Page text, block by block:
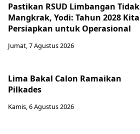
Pastikan RSUD Limbangan Tidak
Mangkrak, Yodi: Tahun 2028 Kita
Persiapkan untuk Operasional
Jumat, 7 Agustus 2026
Lima Bakal Calon Ramaikan
Pilkades
Kamis, 6 Agustus 2026